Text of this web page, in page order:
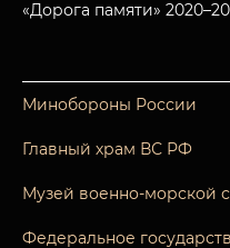
«Дорога памяти»
Минобороны России
Главный храм ВС РФ
Музей военно-морской
Федеральное